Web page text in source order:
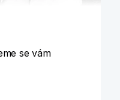
se vám